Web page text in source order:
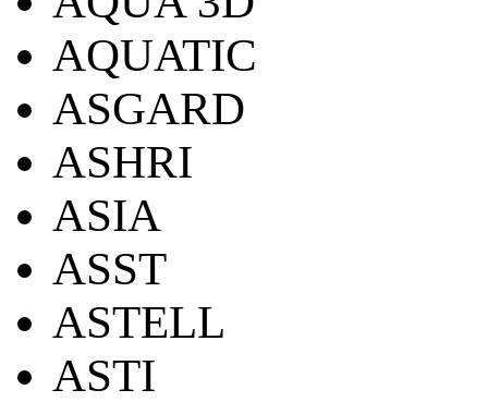
AQUATIC
ASGARD
ASHRI
ASIA
ASST
ASTELL
ASTI